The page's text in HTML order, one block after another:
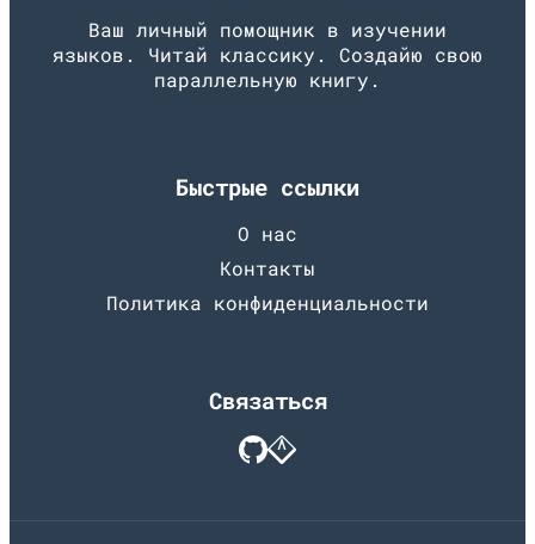
Ваш личный помощник в изучении
языков. Читай классику. Создайю свою
параллельную книгу.
Быстрые ссылки
О нас
Контакты
Политика конфиденциальности
Связаться